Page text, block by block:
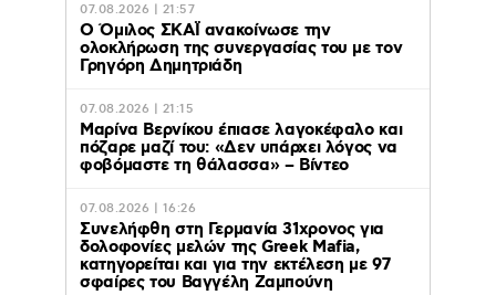
07.08.2026 | 21:57
Ο Όμιλος ΣΚΑΪ ανακοίνωσε την
ολοκλήρωση της συνεργασίας του με τον
Γρηγόρη Δημητριάδη
07.08.2026 | 21:15
Μαρίνα Βερνίκου έπιασε λαγοκέφαλο και
πόζαρε μαζί του: «Δεν υπάρχει λόγος να
φοβόμαστε τη θάλασσα» – Βίντεο
07.08.2026 | 16:26
Συνελήφθη στη Γερμανία 31χρονος για
δολοφονίες μελών της Greek Mafia,
κατηγορείται και για την εκτέλεση με 97
σφαίρες του Βαγγέλη Ζαμπούνη